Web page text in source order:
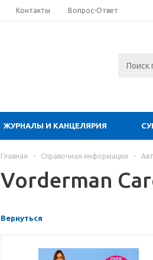
Контакты Вопрос-Ответ
ЖУРНАЛЫ И КАНЦЕЛЯРИЯ
Главная - Справочная информация -
Vorderman
Вернуться